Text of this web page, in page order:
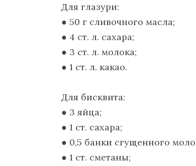
Для глазури:
● 50 г сливочного масла;
● 4 ст. л. сахара;
● 3 ст. л. молока;
● 1 ст. л. какао.
Для бисквита:
● 3 яйца;
● 1 ст. сахара;
● 0,5 банки сгущенного
● 1 ст. сметаны;